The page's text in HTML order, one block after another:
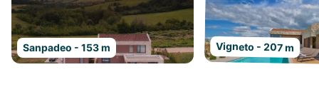
Sanpadeo - 153 m Vigneto - 207 m